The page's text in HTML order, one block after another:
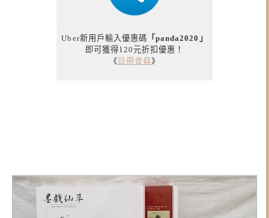
Uber新用戶輸入優惠碼 「panda2020」
即可獲得120元折扣優惠！
《註冊會員 》